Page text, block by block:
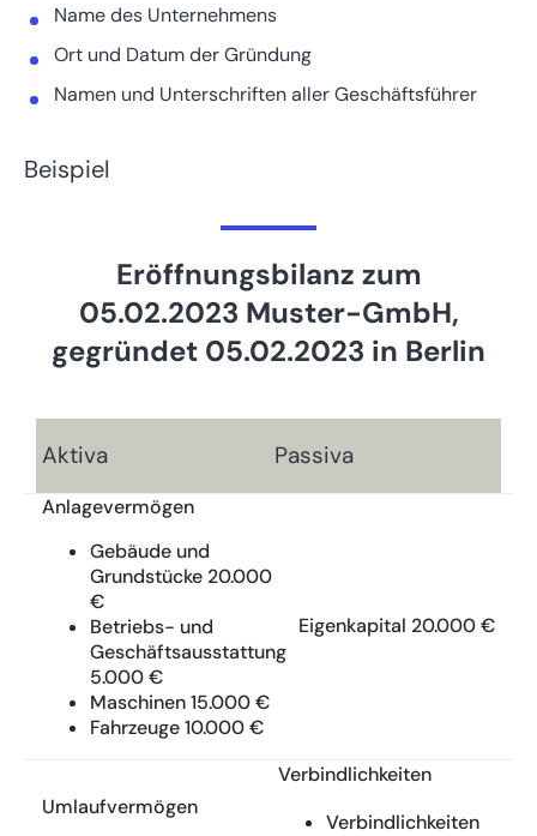
Name des Unternehmens
Ort und Datum der Gründung
Namen und Unterschriften aller Geschäftsführer
Beispiel
Eröffnungsbilanz zum
05.02.2023 Muster-GmbH,
gegründet 05.02.2023 in Berlin
Aktiva Passiva
Anlagevermögen
Gebäude und
Grundstücke 20.000
€
Betriebs- und
Geschäftsausstattung
5.000 €
Maschinen 15.000 €
Fahrzeuge 10.000 €
Eigenkapital 20.000 €
Umlaufvermögen
Verbindlichkeiten
Verbindlichkeiten